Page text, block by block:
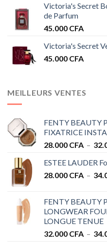
Victoria's Secret
de Parfum
45.000 CFA
Victoria's Secret
45.000 CFA
MEILLEURS VENTES
FENTY BEAUTY
FIXATRICE
28.000 CFA –
ESTEE LAUDER
28.000 CFA –
FENTY BEAUTY
LONGWEAR
LONGUE TENUE
32.000 CFA –